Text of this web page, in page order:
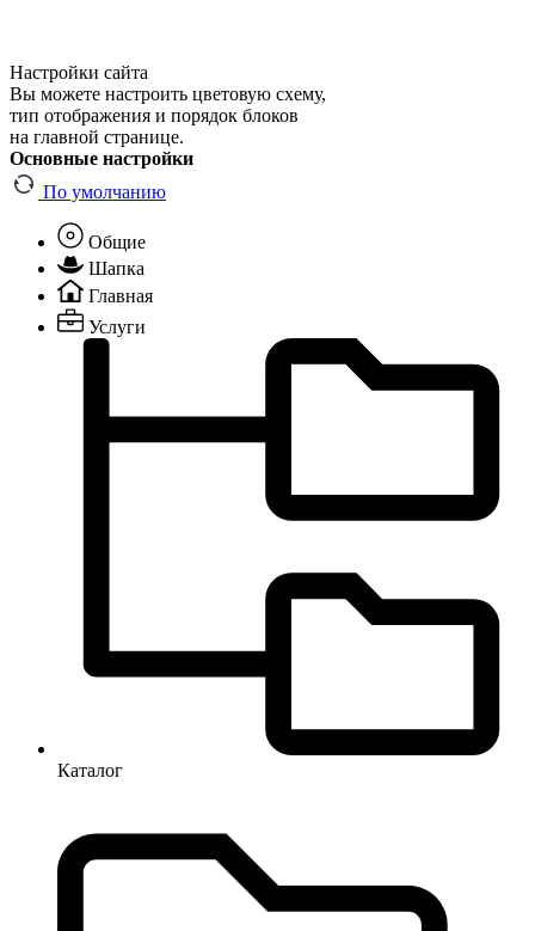
Настройки сайта
Вы можете настроить цветовую схему,
тип отображения и порядок блоков
на главной странице.
Основные настройки
По умолчанию
Общие
Шапка
Главная
Услуги
Каталог